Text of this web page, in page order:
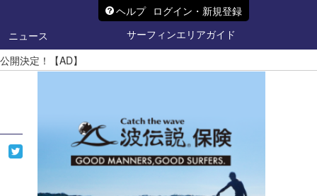
ヘルプ ログイン・新規登録
ニュース
サーフィンエリアガイド
決定！【AD】